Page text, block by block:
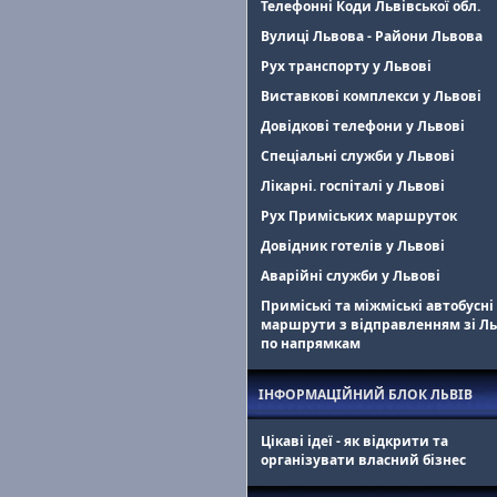
Телефонні Коди Львівської обл.
Вулиці Львова - Райони Львова
Рух транспорту у Львові
Виставкові комплекси у Львові
Довідкові телефони у Львові
Спеціальні служби у Львові
Лікарні. госпіталі у Львові
Рух Приміських маршруток
Довідник готелів у Львові
Аварійні служби у Львові
Приміські та міжміські автобусні
маршрути з відправленням зі
по напрямкам
ІНФОРМАЦІЙНИЙ БЛОК ЛЬВІВ
Цікаві ідеї - як відкрити та
організувати власний бізнес